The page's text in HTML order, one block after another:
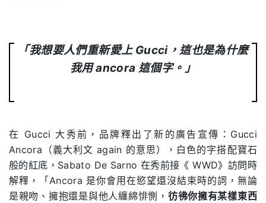
「我想要人們重新愛上 Gucci，這也是為什麼
我用 ancora 這個字。」
在 Gucci 大秀前，品牌釋出了新的廣告宣傳：Gucci
Ancora（義大利文 again 的意思），白色的字搭配寶石
般的紅底，Sabato De Sarno 在秀前接《 WWD》訪問時
解釋，「Ancora 是你會用在慾望還沒結束時的詞，無論
是親吻、擁抱還是與他人纏綿悱惻， 彷彿你擁有某樣東西